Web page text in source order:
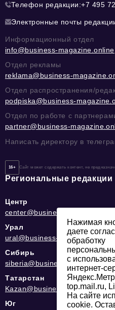
Телефон редакции:+7 495
Электронные почты
Информационный отдел
info@business-magazine.online
Отдел рекламы
reklama@business-
Отдел распространения/
podpiska@business-
Отдел по работе с
partner@business-
Написать директору в
16+ Сайт может содержать контент, не
Региональные редакции
Центр
center@business-
Урал
ural@business-magazine.online
Сибирь
siberia@business-
Татарстан
Kazan@business-
Юг
Нажимая
даете
обработку
с
интернет-
top.mail.ru,
На сайте
cookie.